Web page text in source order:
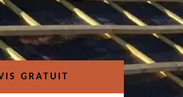
GRATUIT